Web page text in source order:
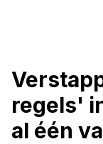
regels'
al één